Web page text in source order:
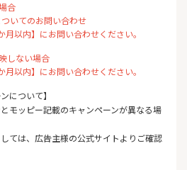
合
いてのお問い合わせ
以内】にお問い合わせください。
しない場合
以内】にお問い合わせください。
について】
モッピー記載のキャンペーンが異なる場
ては、広告主様の公式サイトよりご確認